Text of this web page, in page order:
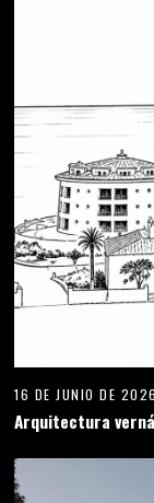
16 DE JUNIO DE 2026
Arquitectura